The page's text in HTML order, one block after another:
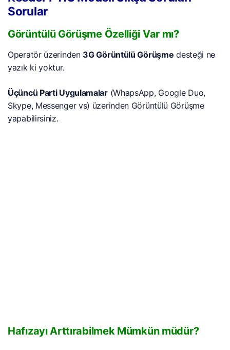
Sorular
Görüntülü Görüşme Özelliği Var mı?
Operatör üzerinden 3G Görüntülü Görüşme desteği ne
yazık ki yoktur.
Üçüncü Parti Uygulamalar(WhapsApp, Google Duo,
Skype, Messenger vs) üzerinden Görüntülü Görüşme
yapabilirsiniz.
Hafızayı Arttırabilmek Mümkün müdür?